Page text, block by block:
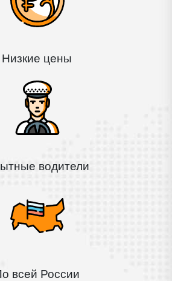
Низкие цены
водители
всей России